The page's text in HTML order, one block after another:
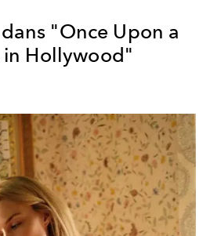
"Once Upon a
Hollywood"